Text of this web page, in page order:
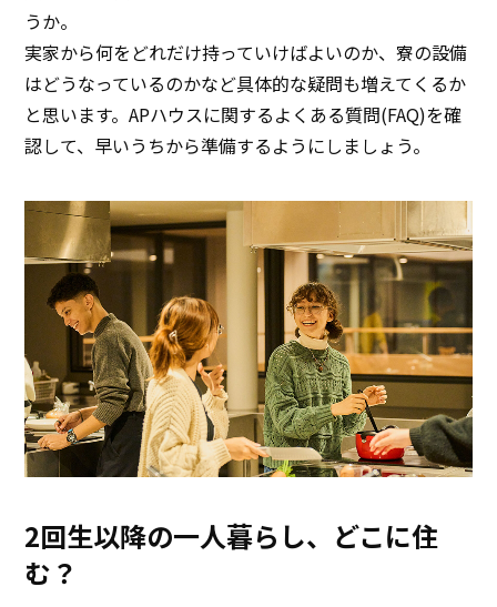
うか。
実家から何をどれだけ持っていけばよいのか、寮の設備
はどうなっているのかなど具体的な疑問も増えてくるか
と思います。APハウスに関するよくある質問(FAQ)を確
認して、早いうちから準備するようにしましょう。
2回生以降の一人暮らし、どこに住
む？